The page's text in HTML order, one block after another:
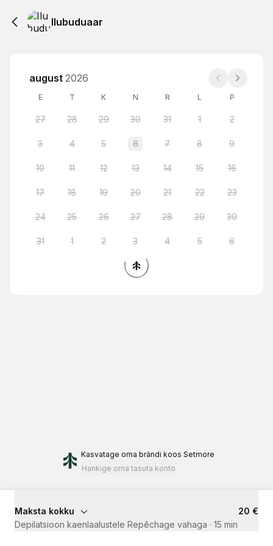
Ilubuduaar
august 2026
E T K N R L P
27 28 29 30 31 1 2
3 4 5 6 7 8 9
10 11 12 13 14 15 16
17 18 19 20 21 22 23
24 25 26 27 28 29 30
31 1 2 3 4 5 6
Kasvatage oma brändi koos Setmore
Hankige oma tasuta konto
Maksta kokku
20 €
Depilatsioon kaenlaalustele Repêchage vahaga · 15 min